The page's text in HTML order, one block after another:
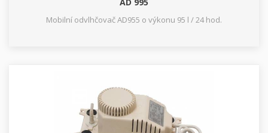
Mobilní odvlhčovač AD955 o výkonu 95 l / 24 hod.